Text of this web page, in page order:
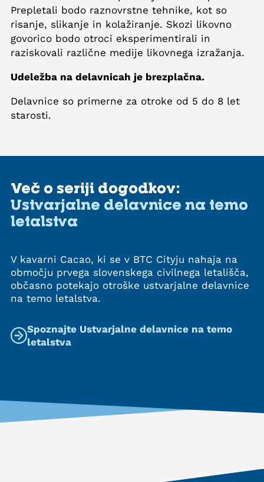
Prepletali bodo raznovrstne tehnike, kot so
risanje, slikanje in kolažiranje. Skozi likovno
govorico bodo otroci eksperimentirali in
raziskovali različne medije likovnega izražanja.
Udeležba na delavnicah je brezplačna.
Delavnice so primerne za otroke od 5 do 8 let
starosti.
Več o seriji dogodkov:
Ustvarjalne delavnice na temo
letalstva
V kavarni Cacao, ki se v BTC Cityju nahaja na
območju prvega slovenskega civilnega letališča,
občasno potekajo otroške ustvarjalne delavnice
na temo letalstva.
Spoznajte Ustvarjalne delavnice na temo
letalstva